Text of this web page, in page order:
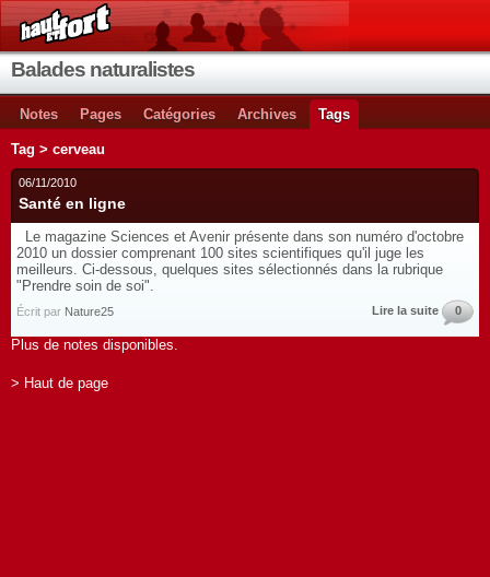
Balades naturalistes
Notes Pages Catégories Archives Tags
Tag > cerveau
06/11/2010
Santé en ligne
Le magazine Sciences et Avenir présente dans son numéro d'octobre
2010 un dossier comprenant 100 sites scientifiques qu'il juge les
meilleurs. Ci-dessous, quelques sites sélectionnés dans la rubrique
"Prendre soin de soi".
Écrit par Nature25 Lire la suite 0
Plus de notes disponibles.
> Haut de page